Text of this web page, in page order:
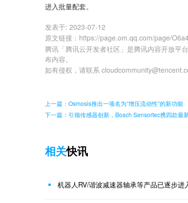
进入批量配套。
发表于: 2023-07-12
原文链接 ： https://page.om.qq.com/page/
腾讯「腾讯云开发者社区」是腾讯内容开放平
布内容。
如有侵权，请联系
上一篇：Osmosis推出一项名为“增压流动性”的新功能
下一篇：引领传感器创新，Bosch Sensortec携四款最
相关快讯
机器人RV/谐波减速器轴承等产品已逐步进